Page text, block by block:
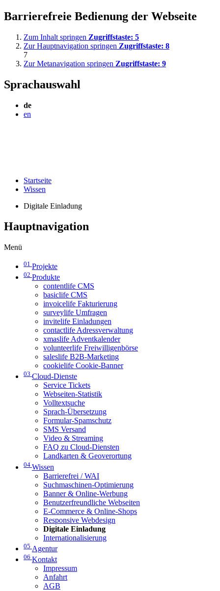
Barrierefreie Bedienung der Webseite
Zum Inhalt springen Zugriffstaste: 5
Zur Hauptnavigation springen Zugriffstaste: 8
7
Zur Metanavigation springen Zugriffstaste: 9
Sprachauswahl
de
en
Startseite
Wissen
Digitale Einladung
Hauptnavigation
Menü
01 Projekte
02 Produkte
contentlife CMS
basiclife CMS
invoicelife Fakturierung
surveylife Umfragen
invitelife Einladungen
contactlife Adressverwaltung
xmaslife Adventkalender
volunteerlife Freiwilligenbörse
saleslife B2B-Marketing
cookielife Cookie-Banner
03 Cloud-Dienste
Service Tickets
Webseiten-Statistik
Volltextsuche
Sprach-Übersetzung
Formular-Spamschutz
SMS Versand
Video & Streaming
FAQ zu Cloud-Diensten
Landkarten & Geoverortung
04 Wissen
Barrierefrei / WAI
Suchmaschinen-Optimierung
Banner & Online-Werbung
Benutzerfreundliche Webseiten
E-Commerce & Online-Shops
Responsive Webdesign
Digitale Einladung
Internationalisierung
05 Agentur
06 Kontakt
Impressum
Anfahrt
AGB